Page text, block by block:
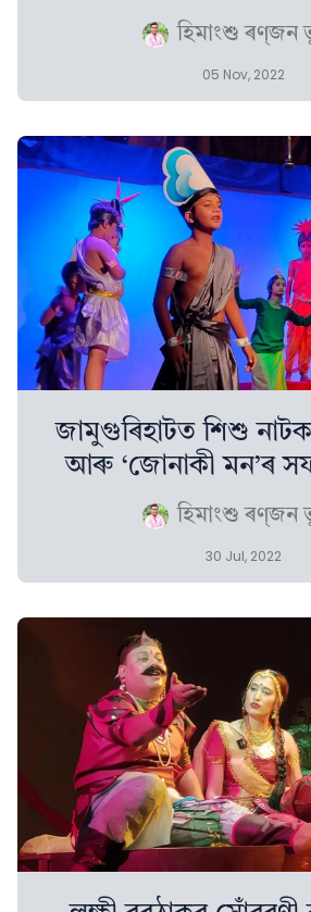
হিমাংশু ৰণ্‌জন
05 Nov, 2022
জামুগুৰিহাটত শিশু নাটক
আৰু ‘জোনাকী মন’ৰ
হিমাংশু ৰণ্‌জন
30 Jul, 2022